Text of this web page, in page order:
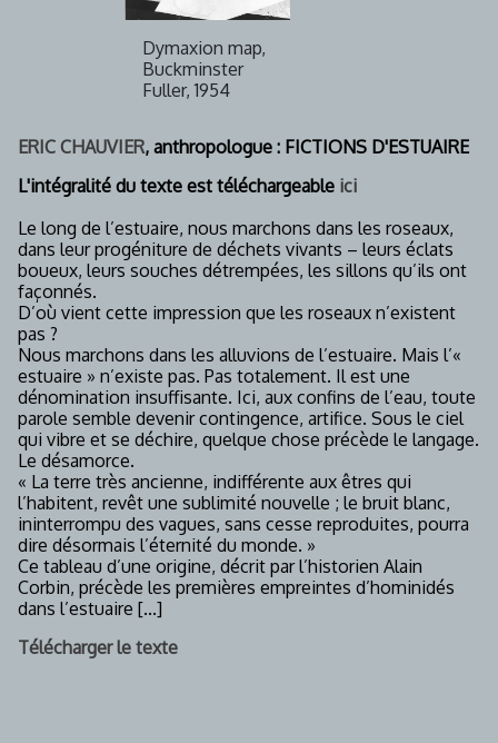
Dymaxion map,
Buckminster
Fuller, 1954
ERIC CHAUVIER, anthropologue : FICTIONS D'ESTUAIRE
L'intégralité du texte est téléchargeable ici
Le long de l’estuaire, nous marchons dans les roseaux,
dans leur progéniture de déchets vivants – leurs éclats
boueux, leurs souches détrempées, les sillons qu’ils ont
façonnés.
D’où vient cette impression que les roseaux n’existent
pas ?
Nous marchons dans les alluvions de l’estuaire. Mais l’«
estuaire » n’existe pas. Pas totalement. Il est une
dénomination insuffisante. Ici, aux confins de l’eau, toute
parole semble devenir contingence, artifice. Sous le ciel
qui vibre et se déchire, quelque chose précède le langage.
Le désamorce.
« La terre très ancienne, indifférente aux êtres qui
l’habitent, revêt une sublimité nouvelle ; le bruit blanc,
ininterrompu des vagues, sans cesse reproduites, pourra
dire désormais l’éternité du monde. »
Ce tableau d’une origine, décrit par l’historien Alain
Corbin, précède les premières empreintes d’hominidés
dans l’estuaire [...]
Télécharger le texte